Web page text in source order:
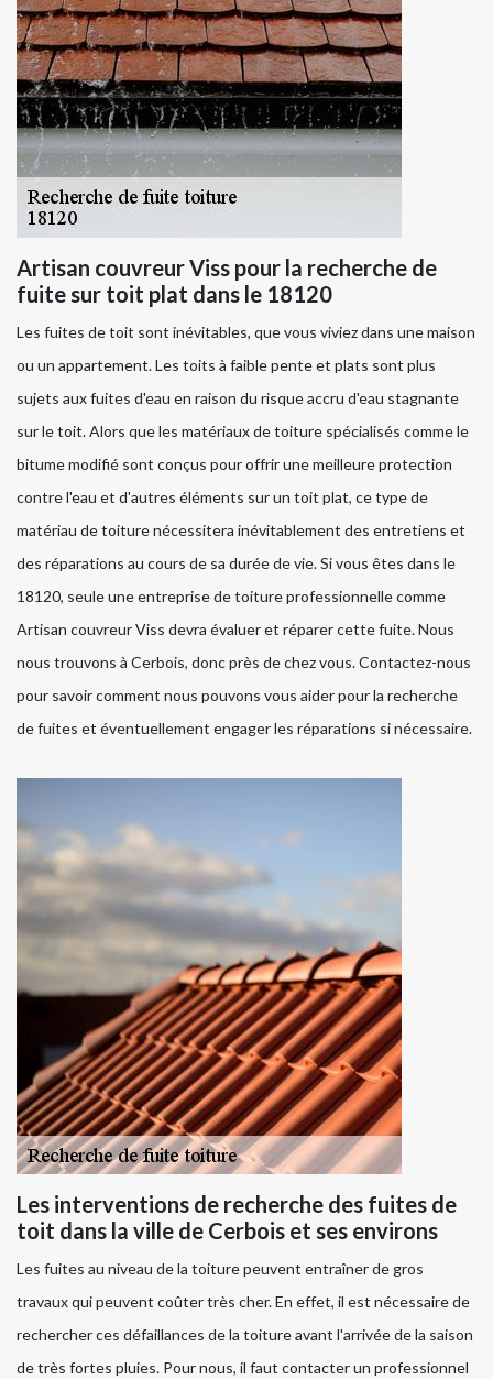
Artisan couvreur Viss pour la recherche de
fuite sur toit plat dans le 18120
Les fuites de toit sont inévitables, que vous viviez dans une maison
ou un appartement. Les toits à faible pente et plats sont plus
sujets aux fuites d'eau en raison du risque accru d'eau stagnante
sur le toit. Alors que les matériaux de toiture spécialisés comme le
bitume modifié sont conçus pour offrir une meilleure protection
contre l'eau et d'autres éléments sur un toit plat, ce type de
matériau de toiture nécessitera inévitablement des entretiens et
des réparations au cours de sa durée de vie. Si vous êtes dans le
18120, seule une entreprise de toiture professionnelle comme
Artisan couvreur Viss devra évaluer et réparer cette fuite. Nous
nous trouvons à Cerbois, donc près de chez vous. Contactez-nous
pour savoir comment nous pouvons vous aider pour la recherche
de fuites et éventuellement engager les réparations si nécessaire.
Les interventions de recherche des fuites de
toit dans la ville de Cerbois et ses environs
Les fuites au niveau de la toiture peuvent entraîner de gros
travaux qui peuvent coûter très cher. En effet, il est nécessaire de
rechercher ces défaillances de la toiture avant l'arrivée de la saison
de très fortes pluies. Pour nous, il faut contacter un professionnel